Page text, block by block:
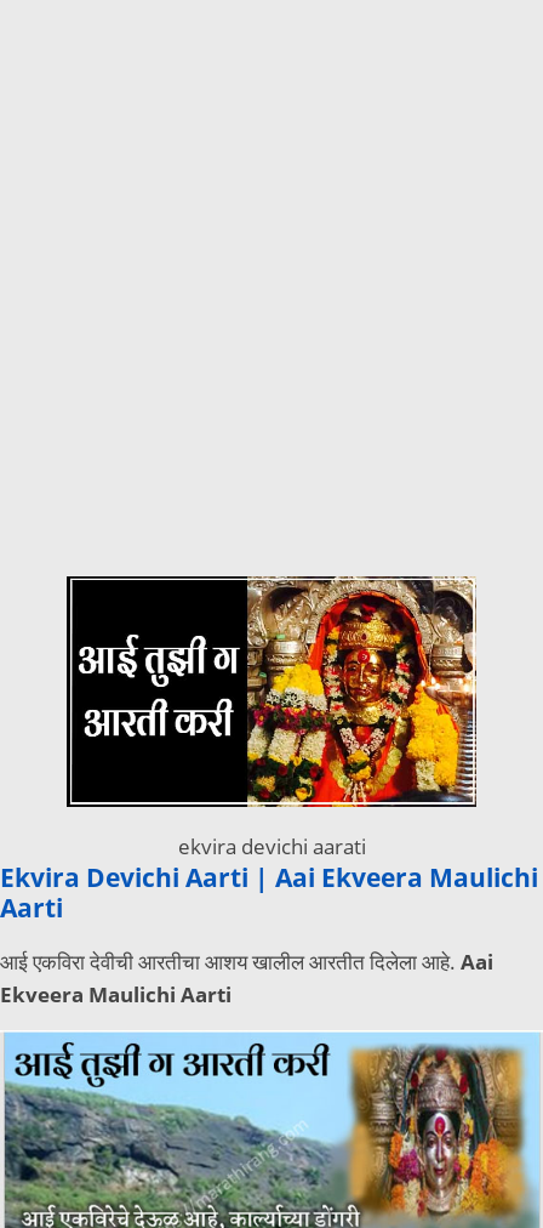
ekvira devichi aarati
Ekvira Devichi Aarti | Aai Ekveera Maulichi
Aarti
आई एकविरा देवीची आरतीचा आशय खालील आरतीत दिलेला आहे. Aai
Ekveera Maulichi Aarti